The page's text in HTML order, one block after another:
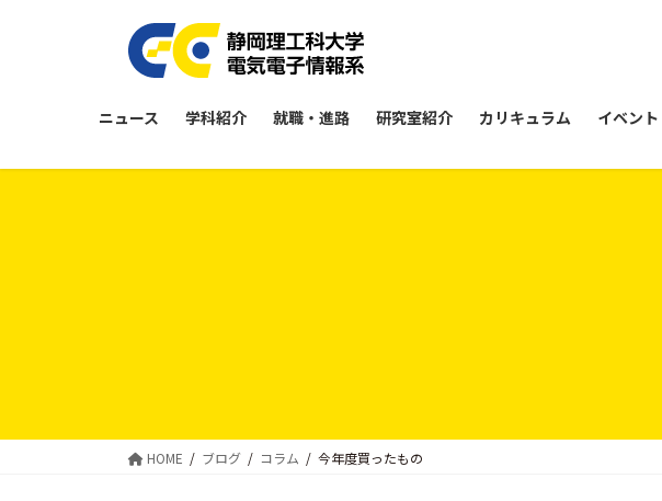
移
ン
ニュース 学科紹介 就職・進路 研究室紹介 カリキュラム イベント
HOME ブログ コラム 今年度買ったもの